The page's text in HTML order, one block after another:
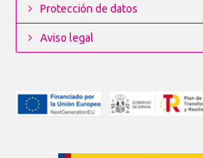
Protección de datos
Aviso legal